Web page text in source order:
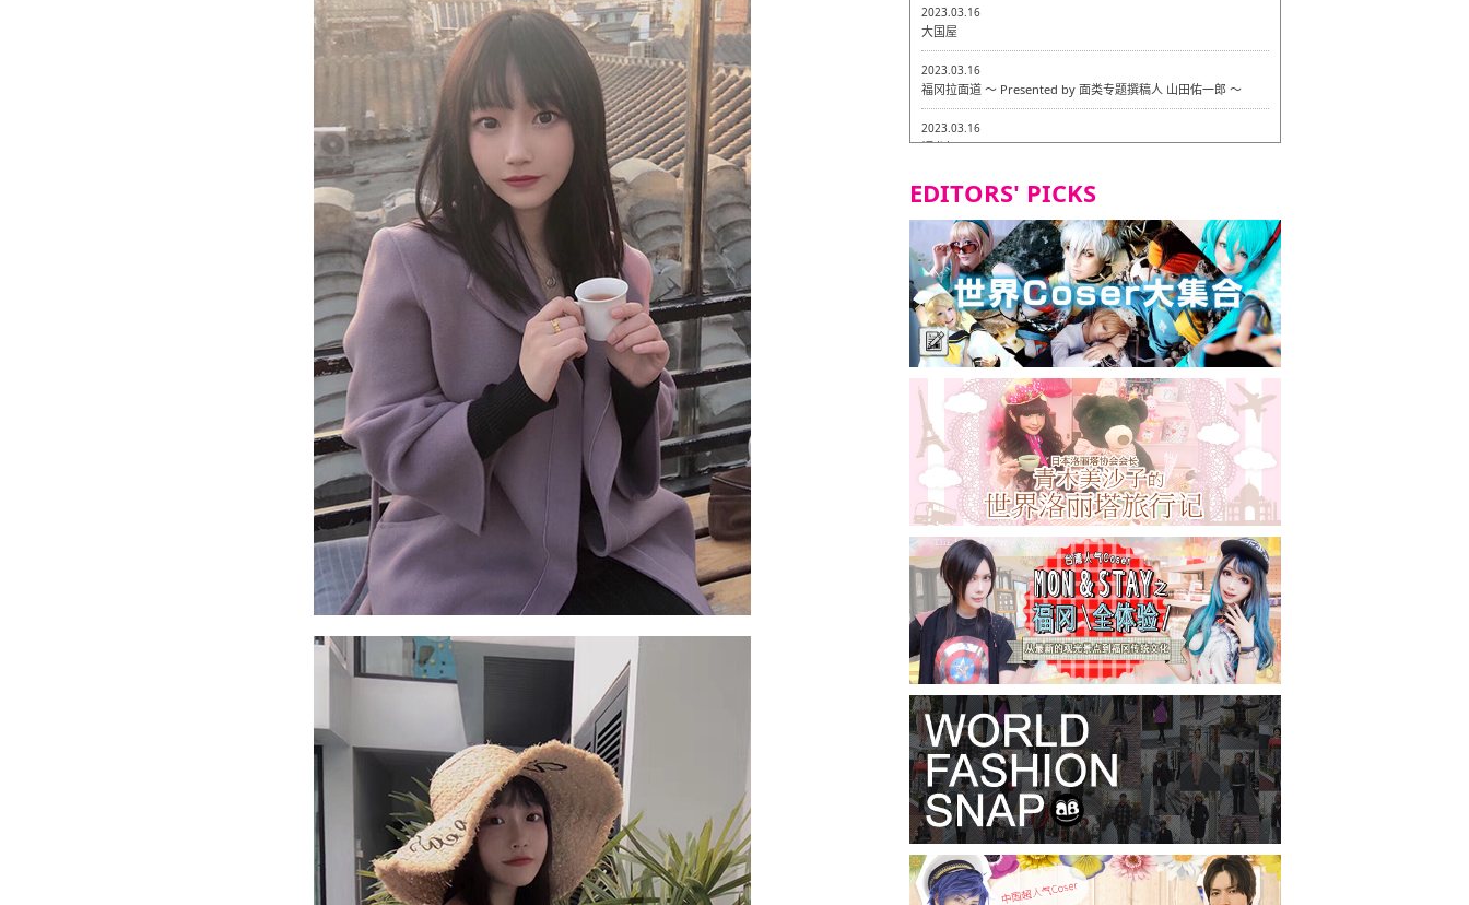
2023.03.16
大国屋
2023.03.16
福冈拉面道 〜 Presented by 面类专题撰稿人 山田佑一郎 〜
2023.03.16
福龙轩
2023.03.07
Isogiyokarazu 博多总店 〜 严格素食主义・素食主义者的菜单试
的试吃之旅 in 福冈市！〜
2023.03.07
严格素食主义・素食主义者的菜单试的试吃之旅 in 福冈市！
2023.03.02
Little Stand 大名店 〜 严格素食主义・素食主义者的菜单试的试
吃之旅 in 福冈市！〜
2023.02.28
东筑轩 折尾本社乌冬店
EDITORS' PICKS